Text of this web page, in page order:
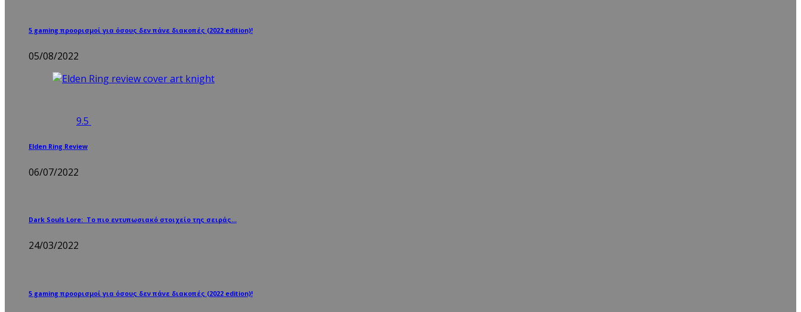
5 gaming προορισμοί για όσους δεν πάνε διακοπές (2022 edition)!
05/08/2022
9.5
Elden Ring Review
06/07/2022
Dark Souls Lore: Το πιο εντυπωσιακό στοιχείο της σειράς…
24/03/2022
5 gaming προορισμοί για όσους δεν πάνε διακοπές (2022 edition)!